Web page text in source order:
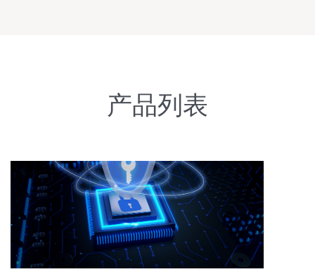
产品列表